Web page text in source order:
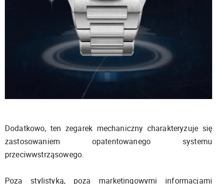
Dodatkowo, ten zegarek mechaniczny charakteryzuje się
zastosowaniem opatentowanego systemu
przeciwwstrząsowego.
Poza stylistyką, poza marketingowymi informacjami